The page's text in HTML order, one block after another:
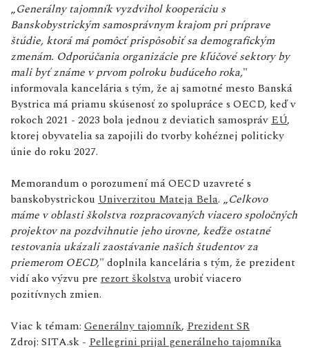
„Generálny tajomník vyzdvihol kooperáciu s
Banskobystrickým samosprávnym krajom pri príprave
štúdie, ktorá má pomôcť prispôsobiť sa demografickým
zmenám. Odporúčania organizácie pre kľúčové sektory by
mali byť známe v prvom polroku budúceho roka,"
informovala kancelária s tým, že aj samotné mesto Banská
Bystrica má priamu skúsenosť zo spolupráce s OECD, keď v
rokoch 2021 - 2023 bola jednou z deviatich samosprávEÚ,
ktorej obyvatelia sa zapojili do tvorby kohéznej politicky
únie do roku 2027.
Memorandum o porozumení má OECD uzavreté s
banskobystrickou Univerzitou Mateja Bela. „Celkovo
máme v oblasti školstva rozpracovaných viacero spoločných
projektov na pozdvihnutie jeho úrovne, keďže ostatné
testovania ukázali zaostávanie našich študentov za
priemerom OECD," doplnila kancelária s tým, že prezident
vidí ako výzvu pre rezort školstva urobiť viacero
pozitívnych zmien.
Viac k témam: Generálny tajomník, Prezident SR
Zdroj: SITA.sk - Pellegrini prijal generálneho tajomníka